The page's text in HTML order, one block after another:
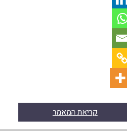
קריאת המאמר